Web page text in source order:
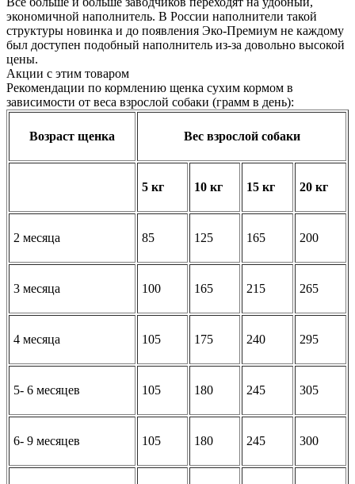
экономичной наполнитель. В России наполнители такой
структуры новинка и до появления Эко-Премиум не каждому
был доступен подобный наполнитель из-за довольно высокой
цены.
Акции с этим товаром
Рекомендации по кормлению щенка сухим кормом в
зависимости от веса взрослой собаки (грамм в день):
Возраст щенка Вес взрослой собаки
5 кг 10 кг 15 кг 20 кг
2 месяца 85 125 165 200
3 месяца 100 165 215 265
4 месяца 105 175 240 295
5- 6 месяцев 105 180 245 305
6- 9 месяцев 105 180 245 300